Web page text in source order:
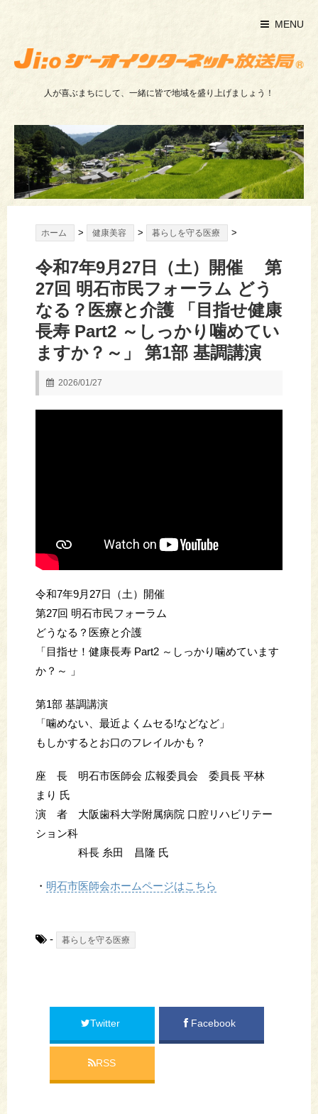
MENU
人が喜ぶまちにして、一緒に皆で地域を盛り上げましょう！
ホーム > 健康美容 > 暮らしを守る医療 >
令和7年9月27日（土）開催 第
27回 明石市民フォーラム どう
なる？医療と介護 「目指せ健康
長寿 Part2 ～しっかり噛めてい
ますか？～」 第1部 基調講演
2026/01/27
令和7年9月27日（土）開催
第27回 明石市民フォーラム
どうなる？医療と介護
「目指せ！健康長寿 Part2 ～しっかり噛めています
か？～ 」
第1部 基調講演
「噛めない、最近よくムセる!などなど」
もしかするとお口のフレイルかも？
座 長 明石市医師会 広報委員会 委員長 平林
まり 氏
演 者 大阪歯科大学附属病院 口腔リハビリテー
ション科
科長 糸田 昌隆 氏
・ 明石市医師会ホームページはこちら
- 暮らしを守る医療
Twitter Facebook
RSS